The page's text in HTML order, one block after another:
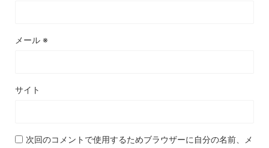
メール ※
サイト
次回のコメントで使用するためブラウザーに自分の名前、メ